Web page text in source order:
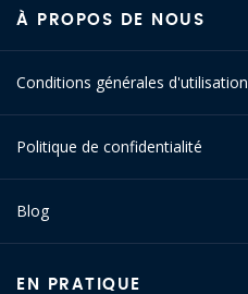
À PROPOS DE NOUS
Conditions générales d'utilisation
Politique de confidentialité
Blog
EN PRATIQUE